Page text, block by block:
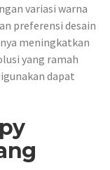
variasi warna
preferensi desain
meningkatkan
yang ramah
dapat